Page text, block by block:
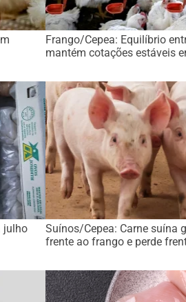
Frango/Cepea: Equilíbrio
mantém cotações estáveis
julho
Suínos/Cepea: Carne suína
frente ao frango e perde